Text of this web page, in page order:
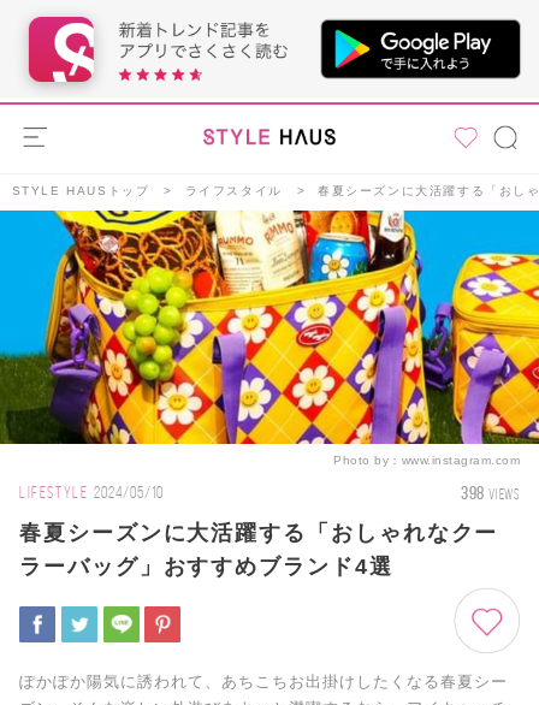
STYLE HAUSトップ ライフスタイル 春夏シーズンに大活躍する「おし
Photo by： www.instagram.com
LIFESTYLE 2024/05/10 398 VIEWS
春夏シーズンに大活躍する「おしゃれなクー
ラーバッグ」おすすめブランド4選
ぽかぽか陽気に誘われて、あちこちお出掛けしたくなる春夏シー